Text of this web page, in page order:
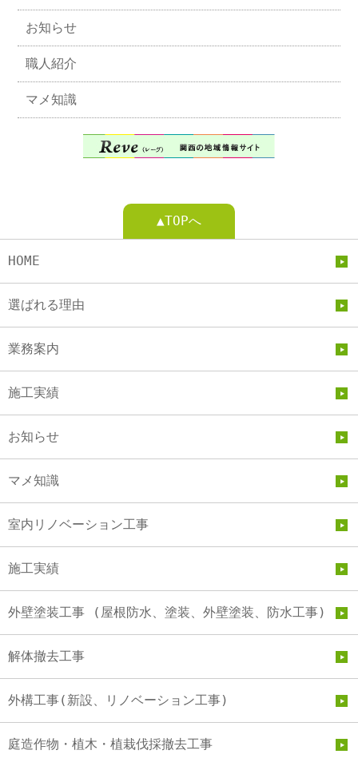
お知らせ
職人紹介
マメ知識
▲TOPへ
HOME
選ばれる理由
業務案内
施工実績
お知らせ
マメ知識
室内リノベーション工事
施工実績
外壁塗装工事 (屋根防水、塗装、外壁塗装、防水工事)
解体撤去工事
外構工事(新設、リノベーション工事)
庭造作物・植木・植栽伐採撤去工事